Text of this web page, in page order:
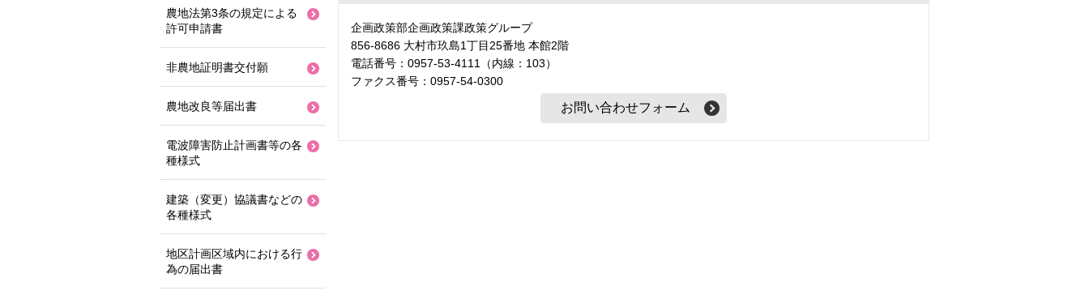
企画政策部企画政策課政策グループ
856-8686 大村市玖島1丁目25番地 本館2階
電話番号：0957-53-4111（内線：103）
ファクス番号：0957-54-0300
農地法第3条の規定による
許可申請書
非農地証明書交付願
農地改良等届出書
電波障害防止計画書等の各
種様式
建築（変更）協議書などの
各種様式
地区計画区域内における行
為の届出書